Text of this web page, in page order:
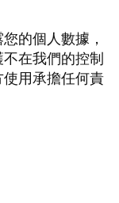
的個人數據，
在我們的控制
用承擔任何責